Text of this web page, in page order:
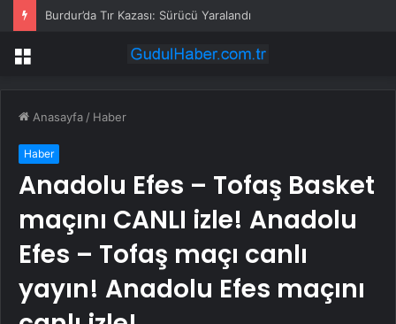
Burdur’da Tır Kazası: Sürücü Yaralandı
Menü
Anasayfa / Haber
Haber
Anadolu Efes – Tofaş Basket
maçını CANLI izle! Anadolu
Efes – Tofaş maçı canlı
yayın! Anadolu Efes maçını